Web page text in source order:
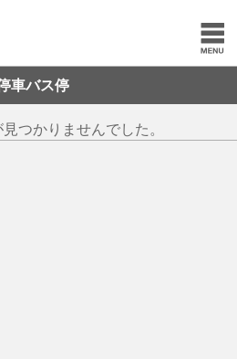
車バス停
つかりませんでした。